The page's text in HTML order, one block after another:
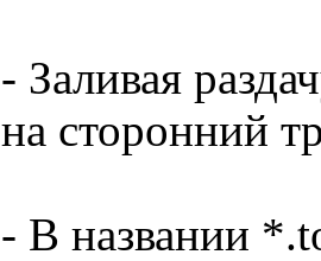
- Заливая
на сторонний
- В названии